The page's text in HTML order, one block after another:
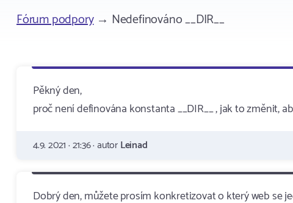
Fórum podpory→ Nedefinováno __DIR__
Pěkný den,
proč není definována konstanta __DIR__ , jak to změnit,
4.9. 2021 · 21:36 · autorLeinad
Dobrý den, můžete prosím konkretizovat o který web se